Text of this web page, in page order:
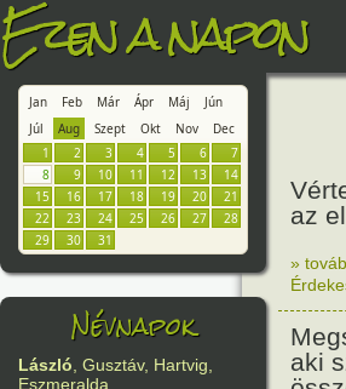
Ezen a napon
Jan Feb Már Ápr Máj
Jún
Júl
Aug Szept Okt Nov
Dec
1
2 3 4 5 6
7
8
9 10 11 12 13
14
15
16 17 18 19 20
21
22
23 24 25 26 27
28
29
30 31
Névnapok
László, Gusztáv, Hartvig,
Eszmeralda
az
»
aki